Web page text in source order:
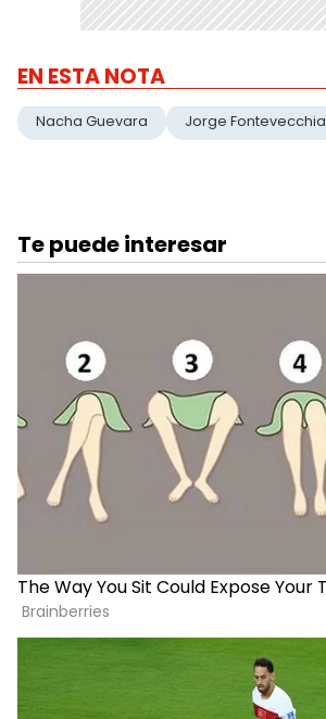
EN ESTA NOTA
Nacha Guevara Jorge Fontevecchia